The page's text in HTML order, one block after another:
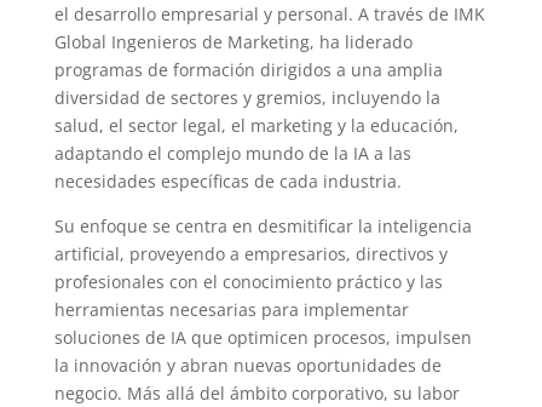
el desarrollo empresarial y personal. A través de IMK
Global Ingenieros de Marketing, ha liderado
programas de formación dirigidos a una amplia
diversidad de sectores y gremios, incluyendo la
salud, el sector legal, el marketing y la educación,
adaptando el complejo mundo de la IA a las
necesidades específicas de cada industria.
Su enfoque se centra en desmitificar la inteligencia
artificial, proveyendo a empresarios, directivos y
profesionales con el conocimiento práctico y las
herramientas necesarias para implementar
soluciones de IA que optimicen procesos, impulsen
la innovación y abran nuevas oportunidades de
negocio. Más allá del ámbito corporativo, su labor